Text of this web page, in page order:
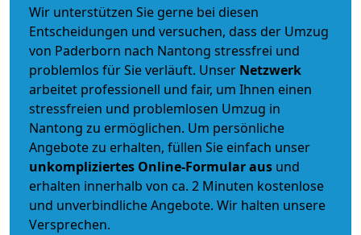
Wir unterstützen Sie gerne bei diesen
Entscheidungen und versuchen, dass der Umzug
von Paderborn nach Nantong stressfrei und
problemlos für Sie verläuft. Unser Netzwerk
arbeitet professionell und fair, um Ihnen einen
stressfreien und problemlosen Umzug in
Nantong zu ermöglichen. Um persönliche
Angebote zu erhalten, füllen Sie einfach unser
unkompliziertes Online-Formular aus und
erhalten innerhalb von ca. 2 Minuten kostenlose
und unverbindliche Angebote. Wir halten unsere
Versprechen.